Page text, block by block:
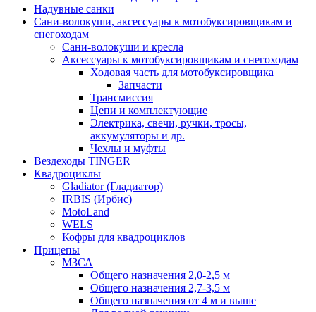
Надувные санки
Сани-волокуши, аксессуары к мотобуксировщикам и
снегоходам
Сани-волокуши и кресла
Аксессуары к мотобуксировщикам и снегоходам
Ходовая часть для мотобуксировщика
Запчасти
Трансмиссия
Цепи и комплектующие
Электрика, свечи, ручки, тросы,
аккумуляторы и др.
Чехлы и муфты
Вездеходы TINGER
Квадроциклы
Gladiator (Гладиатор)
IRBIS (Ирбис)
MotoLand
WELS
Кофры для квадроциклов
Прицепы
МЗСА
Общего назначения 2,0-2,5 м
Общего назначения 2,7-3,5 м
Общего назначения от 4 м и выше